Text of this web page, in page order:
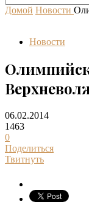
Домой Новости
Новости
06.02.2014
1463
0
Поделиться
Твитнуть